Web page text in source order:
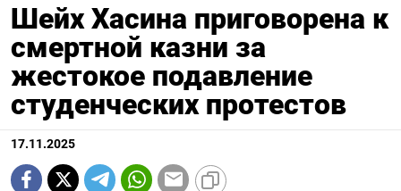
Шейх Хасина приговорена к
смертной казни за
жестокое подавление
студенческих протестов
17.11.2025